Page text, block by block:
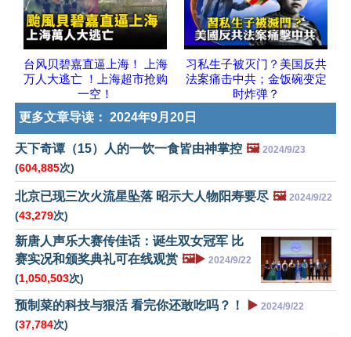
台风贝碧嘉直逼上海！ 上海
万人大逃亡 ！上海超市抢购
一空！
习私生子被灭门？美国反共
法案痛击中共；金饭碗变定
时炸弹？
更多文章导读： 2024年9月20日
天下奇谭（15）人的一饮一食皆由神掌控 🖼️ 2024/9/23
(604,885次)
北京已现三次火流星坠落 昭示大人物阳寿要尽 🖼️ 2024/9/22
(43,279次)
新唐人声乐大赛传佳话：诞生双女冠军 比
赛实况和颁奖典礼可在线观赏 🖼️▶️ 2024/9/22
(1,050,503次)
预制菜的科技与狠活 看完你还敢吃吗？！ ▶️ 2024/9/22
(37,784次)